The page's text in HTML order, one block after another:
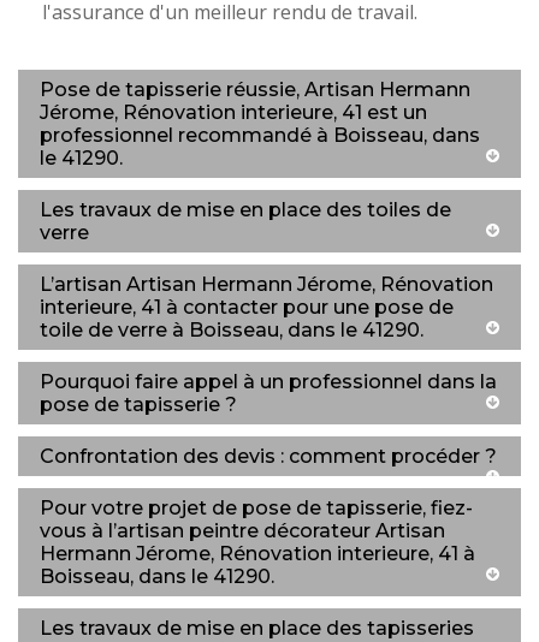
l'assurance d'un meilleur rendu de travail.
Pose de tapisserie réussie, Artisan Hermann
Jérome, Rénovation interieure, 41 est un
professionnel recommandé à Boisseau, dans
le 41290.
Les travaux de mise en place des toiles de
verre
L’artisan Artisan Hermann Jérome, Rénovation
interieure, 41 à contacter pour une pose de
toile de verre à Boisseau, dans le 41290.
Pourquoi faire appel à un professionnel dans la
pose de tapisserie ?
Confrontation des devis : comment procéder ?
Pour votre projet de pose de tapisserie, fiez-
vous à l’artisan peintre décorateur Artisan
Hermann Jérome, Rénovation interieure, 41 à
Boisseau, dans le 41290.
Les travaux de mise en place des tapisseries